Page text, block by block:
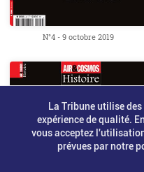
N°4 - 9 octobre 2019
La Tribune utilise
expérience de qualité.
vous acceptez
prévues par notre